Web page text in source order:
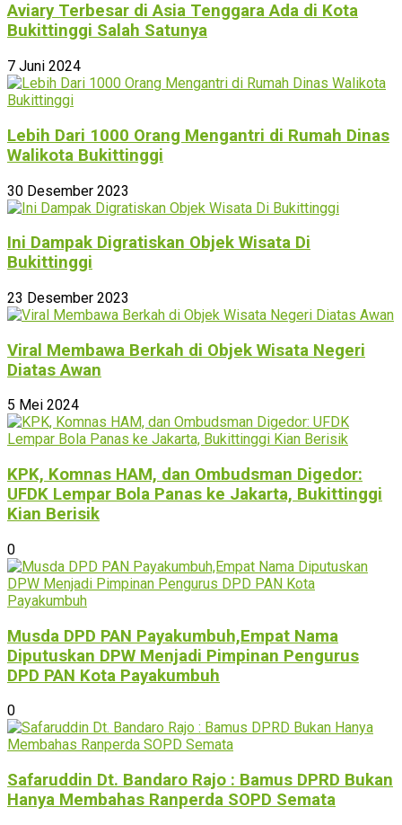
Aviary Terbesar di Asia Tenggara Ada di Kota
Bukittinggi Salah Satunya
7 Juni 2024
Lebih Dari 1000 Orang Mengantri di Rumah Dinas
Walikota Bukittinggi
30 Desember 2023
Ini Dampak Digratiskan Objek Wisata Di
Bukittinggi
23 Desember 2023
Viral Membawa Berkah di Objek Wisata Negeri
Diatas Awan
5 Mei 2024
KPK, Komnas HAM, dan Ombudsman Digedor:
UFDK Lempar Bola Panas ke Jakarta, Bukittinggi
Kian Berisik
0
Musda DPD PAN Payakumbuh,Empat Nama
Diputuskan DPW Menjadi Pimpinan Pengurus
DPD PAN Kota Payakumbuh
0
Safaruddin Dt. Bandaro Rajo : Bamus DPRD Bukan
Hanya Membahas Ranperda SOPD Semata